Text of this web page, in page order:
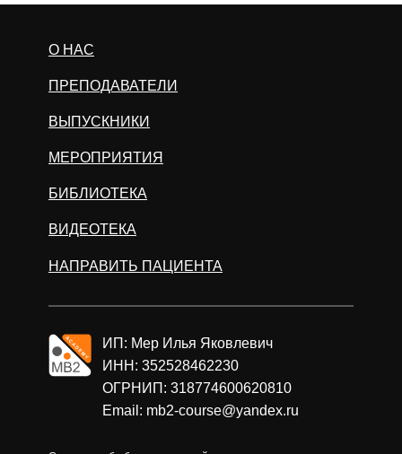
О НАС
ПРЕПОДАВАТЕЛИ
МЕРОПРИЯТИЯ
ВИДЕОТЕКА
БИБЛИОТЕКА
НАПРАВИТЬ ПАЦИЕНТА
ИП: Мер Илья Яковлевич
ИНН: 352528462230
ОГРНИП: 318774600620810
Email: mb2-course@yandex.ru
ВЫПУСКНИКИ